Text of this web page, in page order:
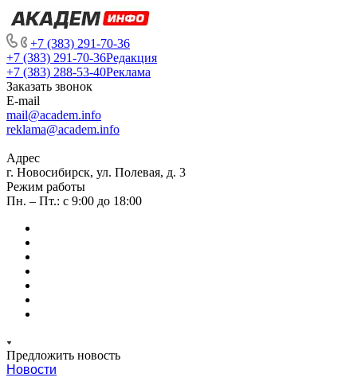
+7 (383) 291-70-36
+7 (383) 291-70-36Редакция
+7 (383) 288-53-40Реклама
Заказать звонок
E-mail
mail@academ.info
reklama@academ.info
Адрес
г. Новосибирск, ул. Полевая, д. 3
Режим работы
Пн. – Пт.: с 9:00 до 18:00
Предложить новость
Новости